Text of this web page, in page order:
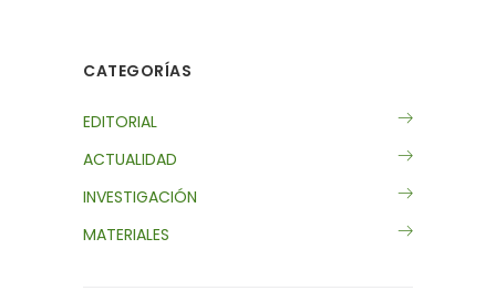
CATEGORÍAS
EDITORIAL
ACTUALIDAD
INVESTIGACIÓN
MATERIALES